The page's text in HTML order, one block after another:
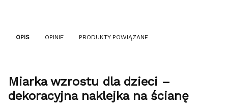
OPIS OPINIE PRODUKTY POWIĄZANE
Miarka wzrostu dla dzieci –
dekoracyjna naklejka na ścianę